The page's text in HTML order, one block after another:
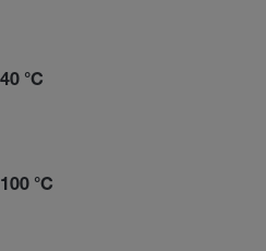
°C
°C